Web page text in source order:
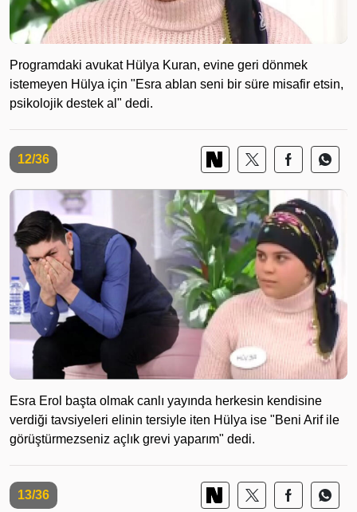
Programdaki avukat Hülya Kuran, evine geri dönmek
istemeyen Hülya için "Esra ablan seni bir süre misafir etsin,
psikolojik destek al" dedi.
12/36
Esra Erol başta olmak canlı yayında herkesin kendisine
verdiği tavsiyeleri elinin tersiyle iten Hülya ise "Beni Arif ile
görüştürmezseniz açlık grevi yaparım" dedi.
13/36